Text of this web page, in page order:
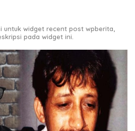
untuk widget recent post wpberita,
pada widget ini.